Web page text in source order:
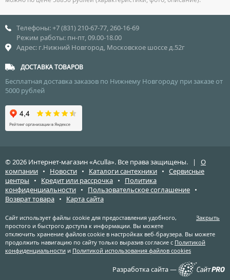
Телефоны: +7 (831) 210-67-77, 260-16-69
Режим работы: пн-пт, 09.00-18.00
Адрес: г.Нижний Новгород, Московское шоссе д.52г
ДОСТАВКА ТОВАРОВ
Бесплатная доставка заказов по Нижнему Новгороду при заказе от
5000 рублей
© 2026 Интернет-магазин «Aculla». Все права защищены. | О
компании • Новости • Каталоги сантехники • Сервисные
центры • Кредит или рассрочка • Политика
конфиденциальности • Пользовательское соглашение •
Возврат товара • Карта сайта
Закрыть
Сайт использует файлы cookie для предоставления удобного,
простого и быстрого доступа к информации. Вы можете
отключить хранение файлов cookie в настройках веб-браузера. Вы можете
продолжить навигацию по сайту только выразив согласие с Политикой
конфиденциальности и Политикой использования файлов cookies
Разработка сайта —